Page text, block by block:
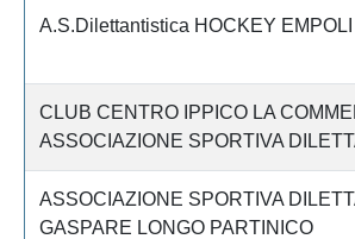
A.S.Dilettantistica HOCKEY EMPOLI
CLUB CENTRO IPPICO LA
ASSOCIAZIONE SPORTIVA
ASSOCIAZIONE SPORTIVA
GASPARE LONGO PARTINICO